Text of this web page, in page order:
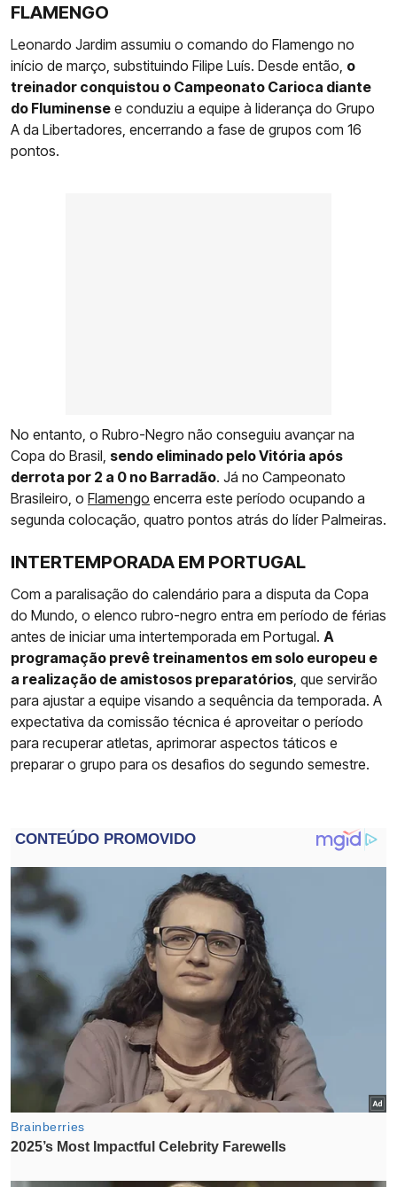
FLAMENGO
Leonardo Jardim assumiu o comando do Flamengo no
início de março, substituindo Filipe Luís. Desde então, o
treinador conquistou o Campeonato Carioca diante
do Fluminense e conduziu a equipe à liderança do Grupo
A da Libertadores, encerrando a fase de grupos com 16
pontos.
No entanto, o Rubro-Negro não conseguiu avançar na
Copa do Brasil, sendo eliminado pelo Vitória após
derrota por 2 a 0 no Barradão. Já no Campeonato
Brasileiro, o Flamengo encerra este período ocupando a
segunda colocação, quatro pontos atrás do líder Palmeiras.
INTERTEMPORADA EM PORTUGAL
Com a paralisação do calendário para a disputa da Copa
do Mundo, o elenco rubro-negro entra em período de férias
antes de iniciar uma intertemporada em Portugal. A
programação prevê treinamentos em solo europeu e
a realização de amistosos preparatórios , que servirão
para ajustar a equipe visando a sequência da temporada. A
expectativa da comissão técnica é aproveitar o período
para recuperar atletas, aprimorar aspectos táticos e
preparar o grupo para os desafios do segundo semestre.